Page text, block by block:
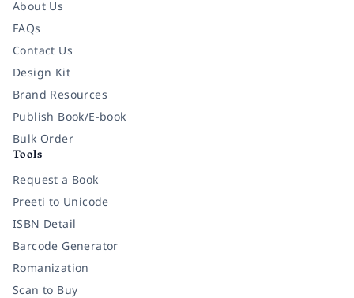
About Us
FAQs
Contact Us
Design Kit
Brand Resources
Publish Book/E-book
Bulk Order
Tools
Request a Book
Preeti to Unicode
ISBN Detail
Barcode Generator
Romanization
Scan to Buy